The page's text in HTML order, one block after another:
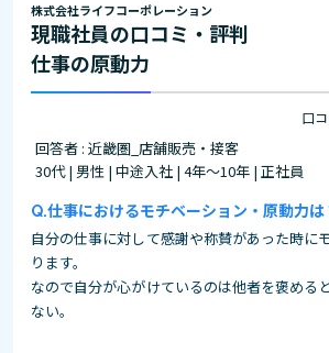
株式会社ライフコーポレーション
現職社員の口コミ・評判
仕事の原動力
口
回答者 : 近畿圏_店舗販売・接客
30代 | 男性 | 中途入社 | 4年～10年 | 正社員
仕事におけるモチベーション・原動力は
自分の仕事に対して感謝や称賛があった時に
ります。
なので自分が心がけているのは他者を褒める
ない。